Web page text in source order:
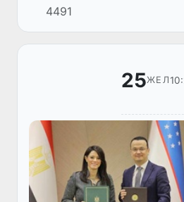
Жапония халықаралық
агенттігінің президен...
4491
25ЖЕЛ